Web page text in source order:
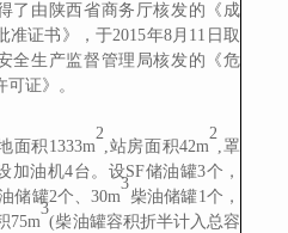
了由陕西省商务厅核发的《成
准证书》，于2015年8月11日取
全生产监督管理局核发的《危
证》。
面积 1333m
2
,站房面积42m
2
,罩
加油机4台。设SF储油罐3个，
储罐2个、30m
3
柴油储罐1个，
75m
3
(柴油罐容积折半计入总容